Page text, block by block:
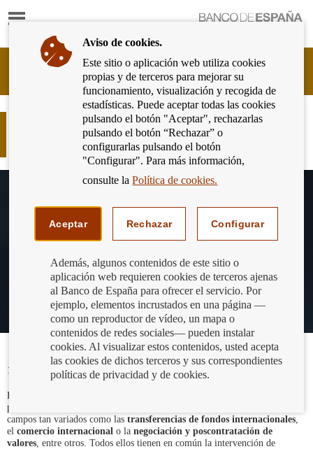
Mostrar
Ir
página
de
inicio
del
Banco
de
España
Cliente
Bancario
Banco
España
Eurosistema,
La “tecnología DLT” en nuestras
finanzas: aplicaciones y retos
15/02/2019
La tecnología DLT (
potencial en el ámbito financiero. Su aplicación se atisba prometedora en
campos tan variados como las transferencias de fondos internacionales,
el comercio internacional o la negociación y poscontratación de
valores, entre otros. Todos ellos tienen en común la intervención de
Aviso de cookies.
Este sitio o aplicación web utiliza cookies
propias y de terceros para mejorar su
funcionamiento, visualización y recogida de
estadísticas. Puede aceptar todas las cookies
pulsando el botón "Aceptar", rechazarlas
pulsando el botón “Rechazar” o
configurarlas pulsando el botón
"Configurar". Para más información,
consulte laPolítica de cookies.
Aceptar Rechazar Configurar
Además, algunos contenidos de este sitio o
aplicación web requieren cookies de terceros ajenas
al Banco de España para ofrecer el servicio. Por
ejemplo, elementos incrustados en una página —
como un reproductor de vídeo, un mapa o
contenidos de redes sociales— pueden instalar
cookies. Al visualizar estos contenidos, usted acepta
las cookies de dichos terceros y sus correspondientes
políticas de privacidad y de cookies.